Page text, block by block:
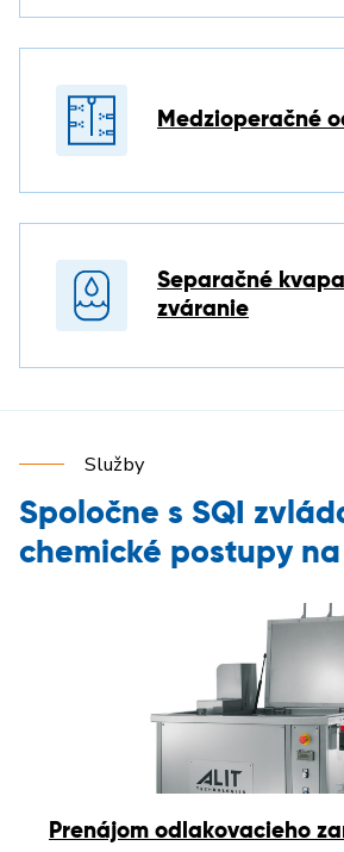
Medzioperačné
Separačné
zváranie
Služby
Spoločne s SQI
chemické postupy
Prenájom odlakovacieho